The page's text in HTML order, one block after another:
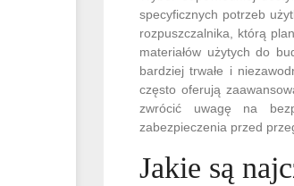
specyficznych potrzeb
rozpuszczalnika, którą
materiałów użytych do
bardziej trwałe i
często oferują
zwrócić uwagę na
zabezpieczenia przed
Jakie są